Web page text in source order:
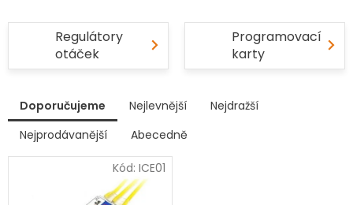
Regulátory
otáček
Programovací
karty
a
Doporučujeme Nejlevnější
Nejdražší
Nejprodávanější
Abecedně
ý
i
Kód: ICE01